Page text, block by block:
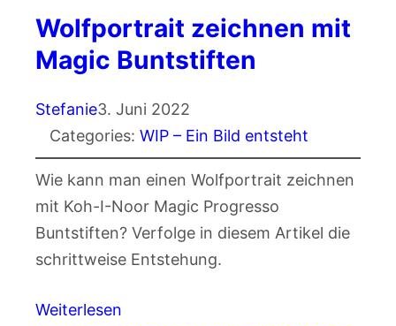
Wolfportrait zeichnen mit
Magic Buntstiften
Stefanie3. Juni 2022
Categories: WIP – Ein Bild entsteht
Wie kann man einen Wolfportrait zeichnen
mit Koh-I-Noor Magic Progresso
Buntstiften? Verfolge in diesem Artikel die
schrittweise Entstehung.
Weiterlesen